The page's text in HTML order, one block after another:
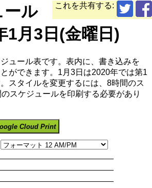
これを共有する:
ール
1月3日(金曜日)
ュール表です。表内に、書き込みを
ができます。1月3日は2020年では第1
スタイルを変更するには、8時間のス
スケジュールを印刷する必要があり
Cloud Print